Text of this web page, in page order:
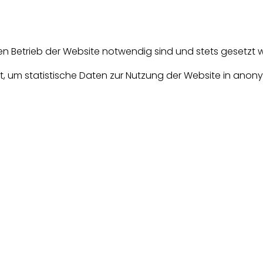
Betrieb der Website notwendig sind und stets gesetzt
statistische Daten zur Nutzung der Website in